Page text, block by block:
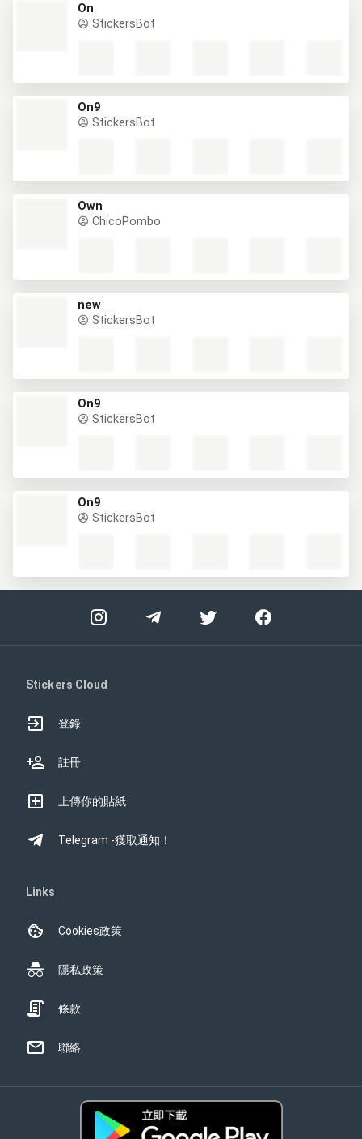
On
StickersBot
On9
StickersBot
Own
ChicoPombo
new
StickersBot
On9
StickersBot
On9
StickersBot
Stickers Cloud
登錄
註冊
上傳你的貼紙
Telegram -獲取通知！
Links
Cookies政策
隱私政策
條款
聯絡